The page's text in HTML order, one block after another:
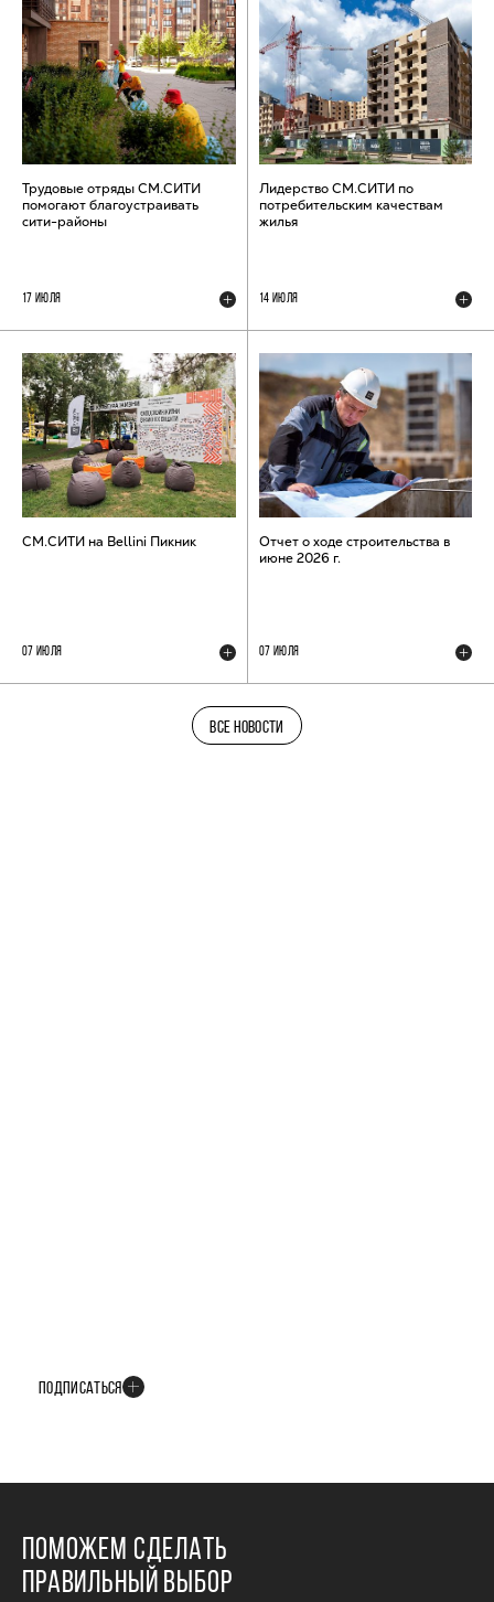
Трудовые отряды СМ.СИТИ
помогают благоустраивать
сити-районы
17 ИЮЛЯ
Лидерство СМ.СИТИ по
потребительским качествам
жилья
14 ИЮЛЯ
СМ.СИТИ на Bellini Пикник
07 ИЮЛЯ
Отчет о ходе строительства в
июне 2026 г.
07 ИЮЛЯ
ВСЕ НОВОСТИ
ПОДПИСАТЬСЯ
ПОМОЖЕМ СДЕЛАТЬ
ПРАВИЛЬНЫЙ ВЫБОР